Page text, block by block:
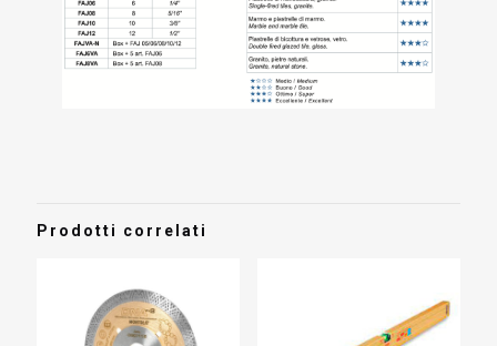
Prodotti correlati